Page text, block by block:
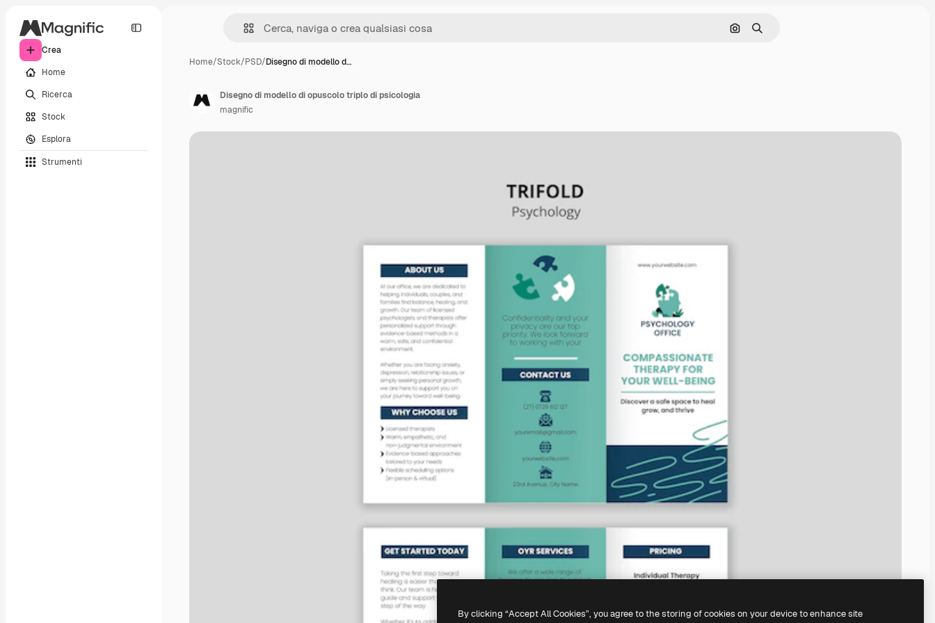
Crea
Home
Ricerca
Stock
Esplora
Strumenti
Cerca per immagine
Ricerca
Home/Stock/PSD/Disegno di modello d…
Disegno di modello di opuscolo triplo di psicologia
magnific
By clicking “Accept All Cookies”, you agree to the storing of cookies on your device to enhance site